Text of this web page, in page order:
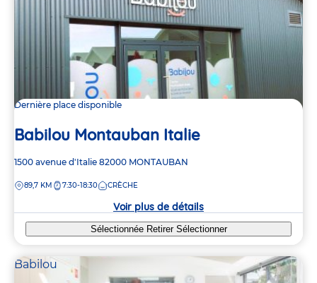
Dernière place disponible
Babilou Montauban Italie
Adresse
la
1500 avenue d'Italie 82000 MONTAUBAN
DISTANCE
89,7 KM 7:30-18:30 CRÈCHE
Voir plus de détails
Sélectionnée Retirer Sélectionner
Babilou